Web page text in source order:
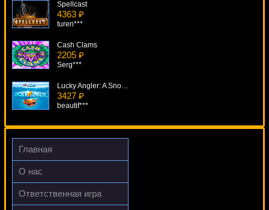
Spellcast
4363 ₽
turen***
Cash Clams
2205 ₽
Serg***
Lucky Angler: A Snowy Catch
3427 ₽
beautif***
A Christmas Carol
4369 ₽
Главная
О нас
Ответственная игра